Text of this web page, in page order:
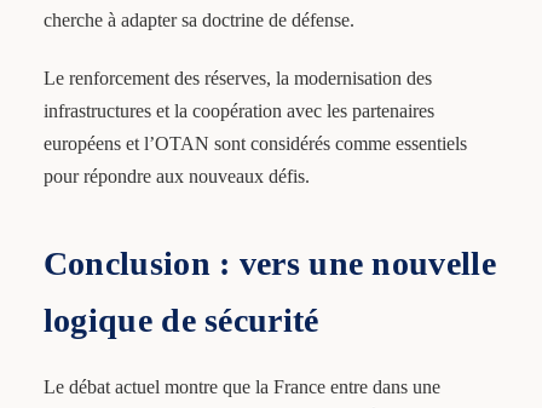
cherche à adapter sa doctrine de défense.
Le renforcement des réserves, la modernisation des
infrastructures et la coopération avec les partenaires
européens et l’OTAN sont considérés comme essentiels
pour répondre aux nouveaux défis.
Conclusion : vers une nouvelle
logique de sécurité
Le débat actuel montre que la France entre dans une